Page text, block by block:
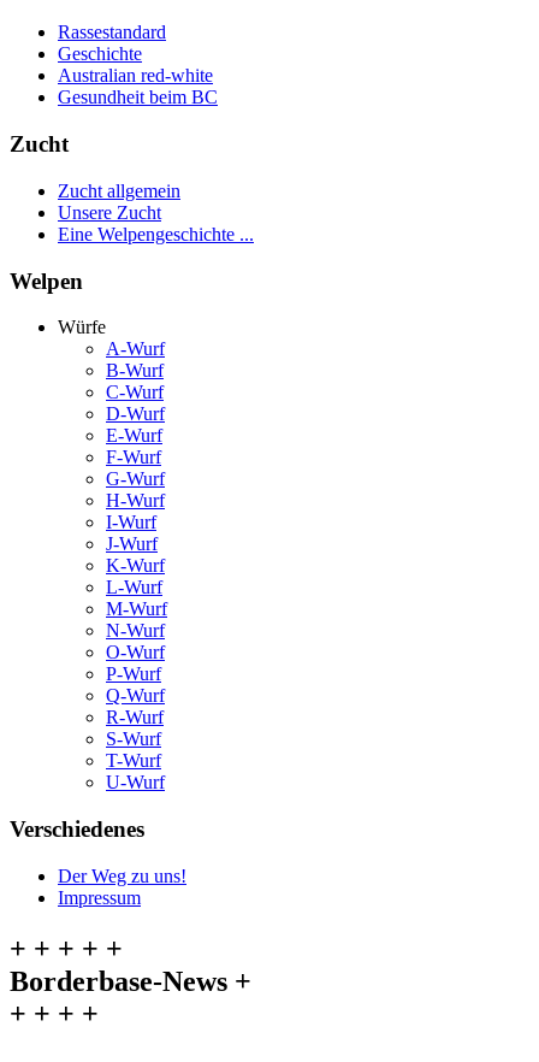
Rassestandard
Geschichte
Australian red-white
Gesundheit beim BC
Zucht
Zucht allgemein
Unsere Zucht
Eine Welpengeschichte ...
Welpen
Würfe
A-Wurf
B-Wurf
C-Wurf
D-Wurf
E-Wurf
F-Wurf
G-Wurf
H-Wurf
I-Wurf
J-Wurf
K-Wurf
L-Wurf
M-Wurf
N-Wurf
O-Wurf
P-Wurf
Q-Wurf
R-Wurf
S-Wurf
T-Wurf
U-Wurf
Verschiedenes
Der Weg zu uns!
Impressum
+ + + + +
Borderbase-News +
+ + + +